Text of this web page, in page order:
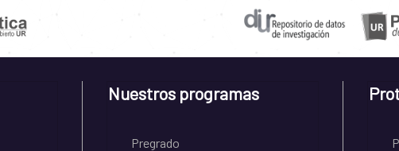
Nuestros programas
Pregrado